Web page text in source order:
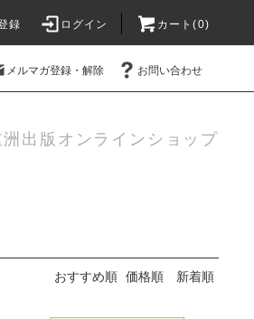
録 ログイン カート(0)
メルマガ登録・解除 お問い合わせ
洲出版オンラインショップ
おすすめ順 価格順 新着順